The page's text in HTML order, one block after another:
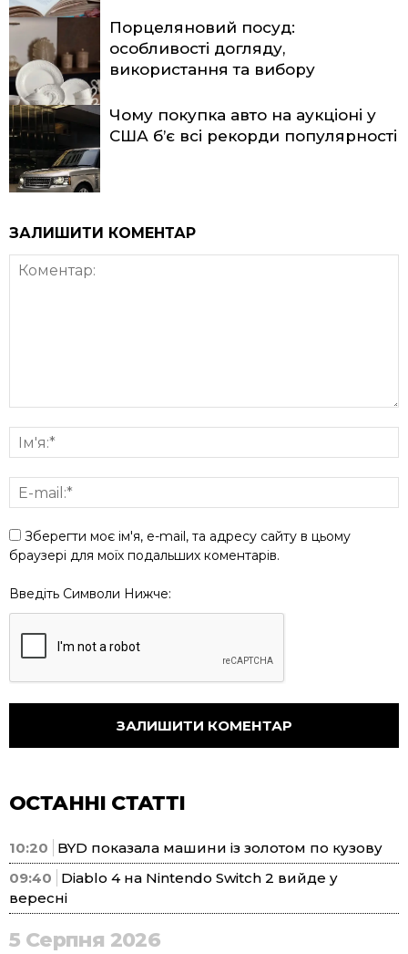
Порцеляновий посуд:
особливості догляду,
використання та вибору
Чому покупка авто на аукціоні у
США б’є всі рекорди популярності
ЗАЛИШИТИ КОМЕНТАР
Зберегти моє ім'я, e-mail, та адресу сайту в цьому
браузері для моїх подальших коментарів.
Введіть Символи Нижче:
ОСТАННІ СТАТТІ
10:20
BYD показала машини із золотом по кузову
09:40
Diablo 4 на Nintendo Switch 2 вийде у
вересні
5 Серпня 2026